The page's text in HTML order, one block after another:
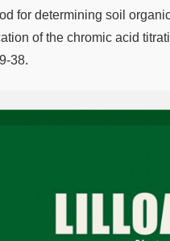
for determining soil
of the chromic acid
38.